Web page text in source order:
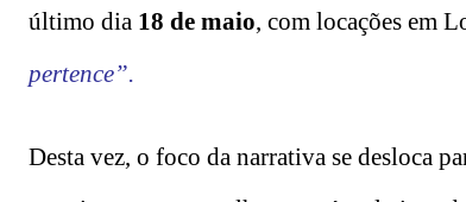
último dia 18 de maio, com locações em
pertence”.
Desta vez, o foco da narrativa se desloca